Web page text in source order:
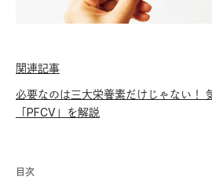
関連記事
必要なのは三大栄養素だけじゃない！
「PFCV」を解説
目次